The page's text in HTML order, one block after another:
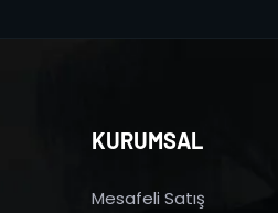
KURUMSAL
Mesafeli Satış